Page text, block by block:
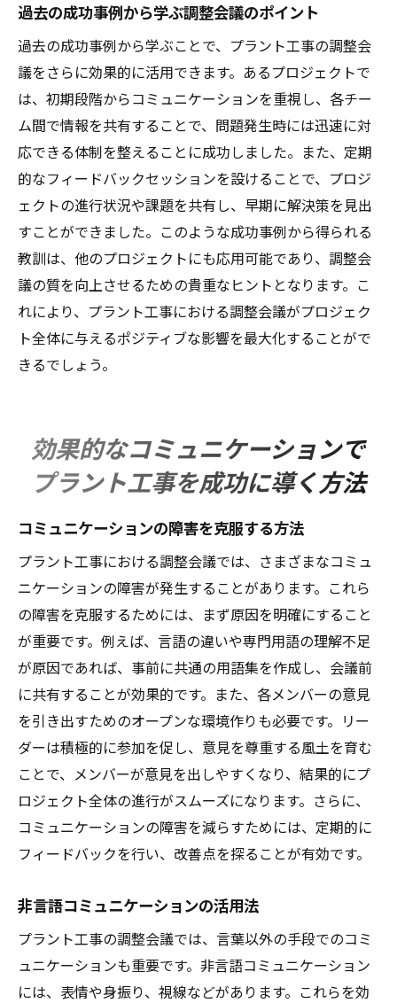
環境への配慮を考慮した工事の進め方
プラント工事調整会議で効率的に進行するため
のポイント
会議のアジェンダの設定と共有
時間を管理するためのタイムキーピング技
術
議論を活発化させるためのファシリテーシ
ョンスキル
会議後のアクションプランの策定とフォロ
ーアップ
参加者の積極的な関与を促す方法
過去の成功事例から学ぶ調整会議のポイント
過去の成功事例から学ぶことで、プラント工事の調整会
議をさらに効果的に活用できます。あるプロジェクトで
は、初期段階からコミュニケーションを重視し、各チー
ム間で情報を共有することで、問題発生時には迅速に対
応できる体制を整えることに成功しました。また、定期
的なフィードバックセッションを設けることで、プロジ
ェクトの進行状況や課題を共有し、早期に解決策を見出
すことができました。このような成功事例から得られる
教訓は、他のプロジェクトにも応用可能であり、調整会
議の質を向上させるための貴重なヒントとなります。こ
れにより、プラント工事における調整会議がプロジェク
ト全体に与えるポジティブな影響を最大化することがで
きるでしょう。
効果的なコミュニケーションで
プラント工事を成功に導く方法
コミュニケーションの障害を克服する方法
プラント工事における調整会議では、さまざまなコミュ
ニケーションの障害が発生することがあります。これら
の障害を克服するためには、まず原因を明確にすること
が重要です。例えば、言語の違いや専門用語の理解不足
が原因であれば、事前に共通の用語集を作成し、会議前
に共有することが効果的です。また、各メンバーの意見
を引き出すためのオープンな環境作りも必要です。リー
ダーは積極的に参加を促し、意見を尊重する風土を育む
ことで、メンバーが意見を出しやすくなり、結果的にプ
ロジェクト全体の進行がスムーズになります。さらに、
コミュニケーションの障害を減らすためには、定期的に
フィードバックを行い、改善点を探ることが有効です。
非言語コミュニケーションの活用法
プラント工事の調整会議では、言葉以外の手段でのコミ
ュニケーションも重要です。非言語コミュニケーション
には、表情や身振り、視線などがあります。これらを効